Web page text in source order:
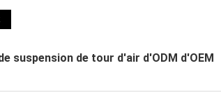
suspension de tour d'air d'ODM d'OEM